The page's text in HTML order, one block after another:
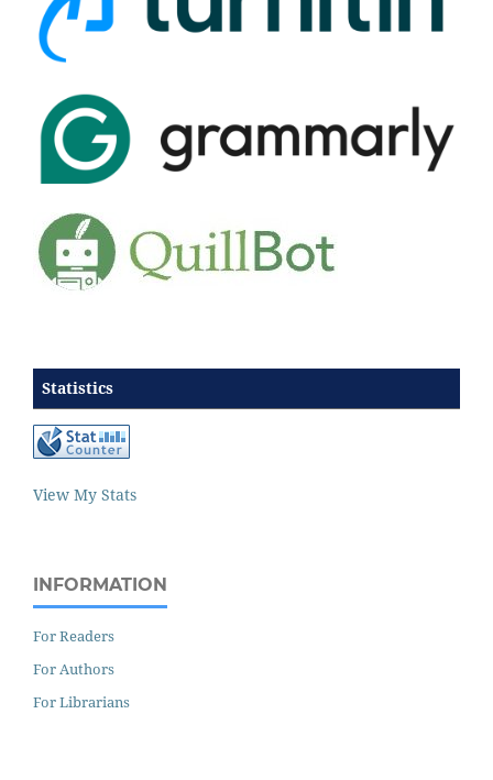
Statistics
View My Stats
INFORMATION
For Readers
For Authors
For Librarians